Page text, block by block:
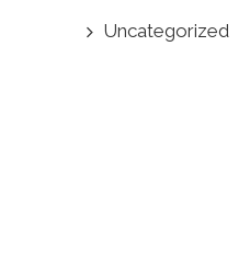
Uncategorized